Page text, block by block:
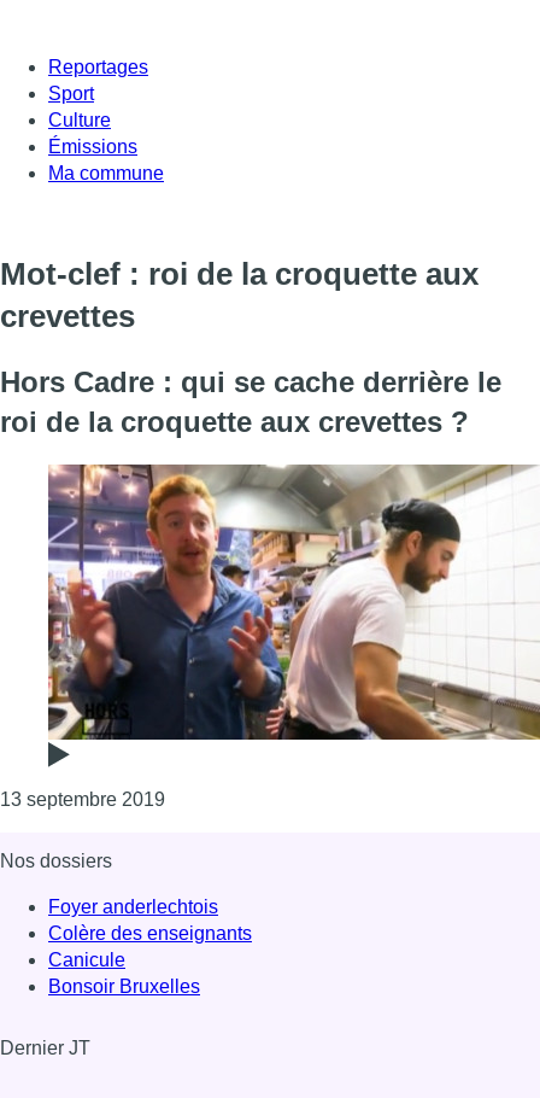
Reportages
Sport
Culture
Émissions
Ma commune
Mot-clef : roi de la croquette aux
crevettes
Hors Cadre : qui se cache derrière le
roi de la croquette aux crevettes ?
13 septembre 2019Consulter l'article "Hors Cadre : qui se
Nos dossiers
Foyer anderlechtois
Colère des enseignants
Canicule
Bonsoir Bruxelles
Dernier JT